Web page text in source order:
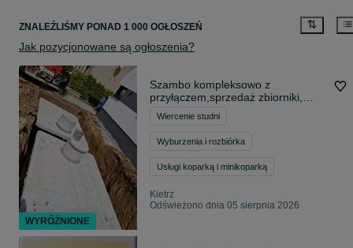
ZNALEŹLIŚMY PONAD 1 000 OGŁOSZEŃ
Jak pozycjonowane są ogłoszenia?
Szambo kompleksowo z
przyłączem,sprzedaż zbiorniki,
kanali
Wiercenie studni
Wyburzenia i rozbiórka
Usługi koparką i minikoparką
Kietrz
Odświeżono dnia 05 sierpnia 2026
WYRÓŻNIONE